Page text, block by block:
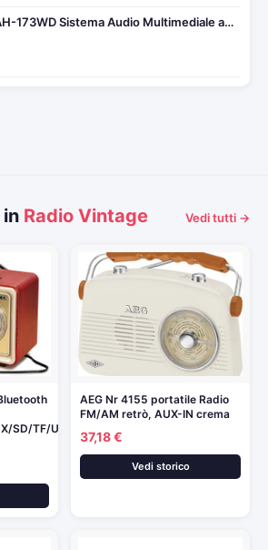
173WD Sistema Audio Multimediale a…
Radio Vintage Vedi tutti →
SD/TF/USB.
AEG Nr 4155 portatile Radio
FM/AM retrò, AUX-IN crema
37,18 €
Vedi storico